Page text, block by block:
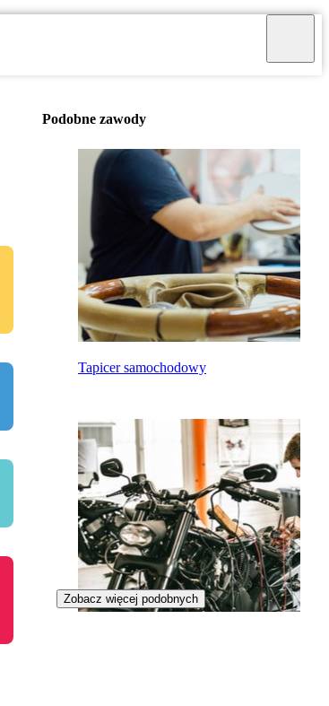
Podobne zawody
Tapicer samochodowy
Zobacz więcej podobnych